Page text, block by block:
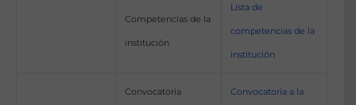
Competencias de la
institución
Lista de
competencias de la
institución
Convocatoria Convocatoria a la